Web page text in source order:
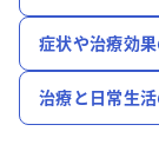
症状や治療効
治療と日常生